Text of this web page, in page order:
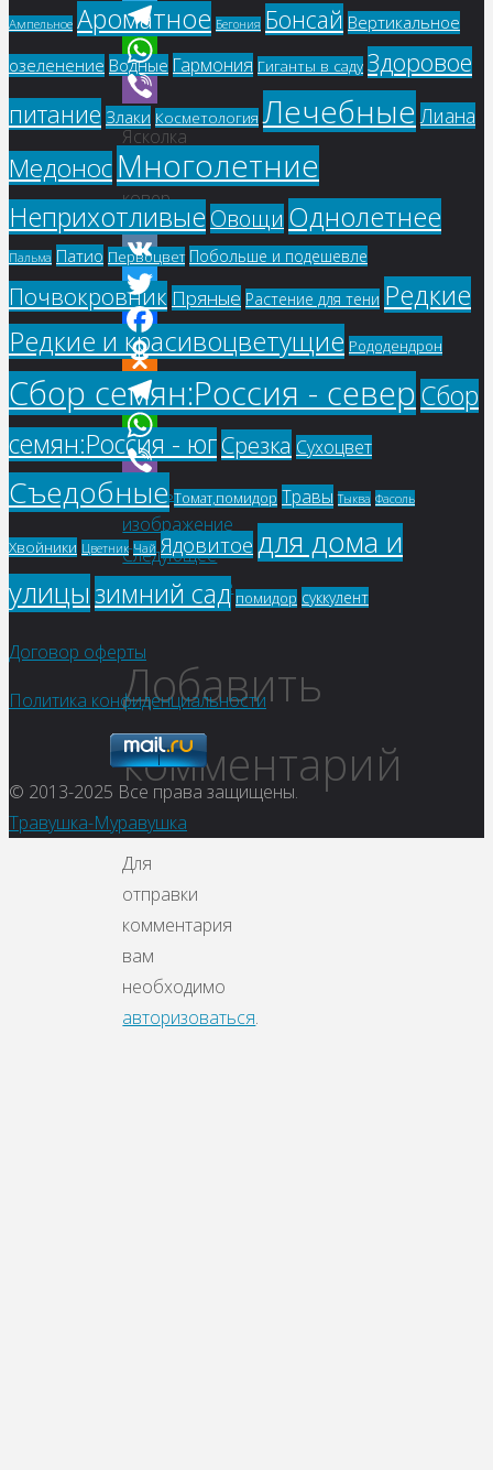
Odnoklassniki
Telegram
WhatsApp
Viber
Ясколка
Снежный
ковер
VK
Twitter
Facebook
Odnoklassniki
Telegram
WhatsApp
Viber
Предыдущее
изображение
Следующее
изображение
Добавить
комментарий
Для
отправки
комментария
вам
необходимо
авторизоваться.
Ампельное Ароматное Бегония Бонсай Вертикальное
озеленение Водные Гармония Гиганты в саду Здоровое
питание Злаки Косметология Лечебные Лиана
МедоносМноголетние
Неприхотливые Овощи Однолетнее
Пальма Патио Первоцвет Побольше и подешевле
Почвокровник Пряные Растение для тени Редкие
Редкие и красивоцветущие Рододендрон
Сбор семян:Россия - северСбор
семян:Россия - югСрезка Сухоцвет
Съедобные Томат,помидор Травы Тыква Фасоль
Хвойники Цветник Чай Ядовитое для дома и
улицызимний сад помидор суккулент
Договор оферты
Политика конфиденциальности
© 2013-2025 Все права защищены.
Травушка-Муравушка